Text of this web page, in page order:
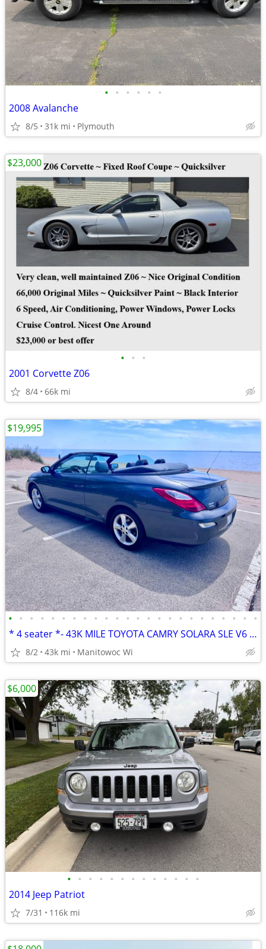
• • • • • •
2008 Avalanche
8/5 31k mi Plymouth
• • •
2001 Corvette Z06
8/4 66k mi
$23,000
• • • • • • • • • • • • • • • • • • • • • • • •
* 4 seater *- 43K MILE TOYOTA CAMRY SOLARA SLE V6 CONVERTIBLE 1 OWNER
8/2 43k mi Manitowoc Wi
$19,995
• • • • • • • • • • • • •
2014 Jeep Patriot
7/31 116k mi
$6,000